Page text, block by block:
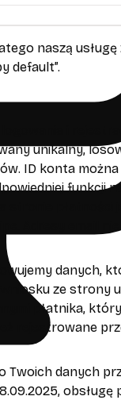
naszą
default”.
i
unikalny,
ID konta
funkcji
stronie płatności
Adresy email
danych,
ze strony
płatnika, który
rejestrowane
Twoich danych
obsługę